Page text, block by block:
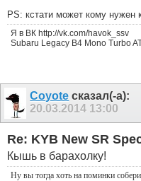
PS: кстати может кому нужен
Я в ВК http://vk.com/havok_ssv
Subaru Legacy B4 Mono Turbo
Coyote сказал(-а):
20.03.2014 13:00
Re: KYB New SR
Кышь в барахолку!
Ну вы тогда хоть на поминки